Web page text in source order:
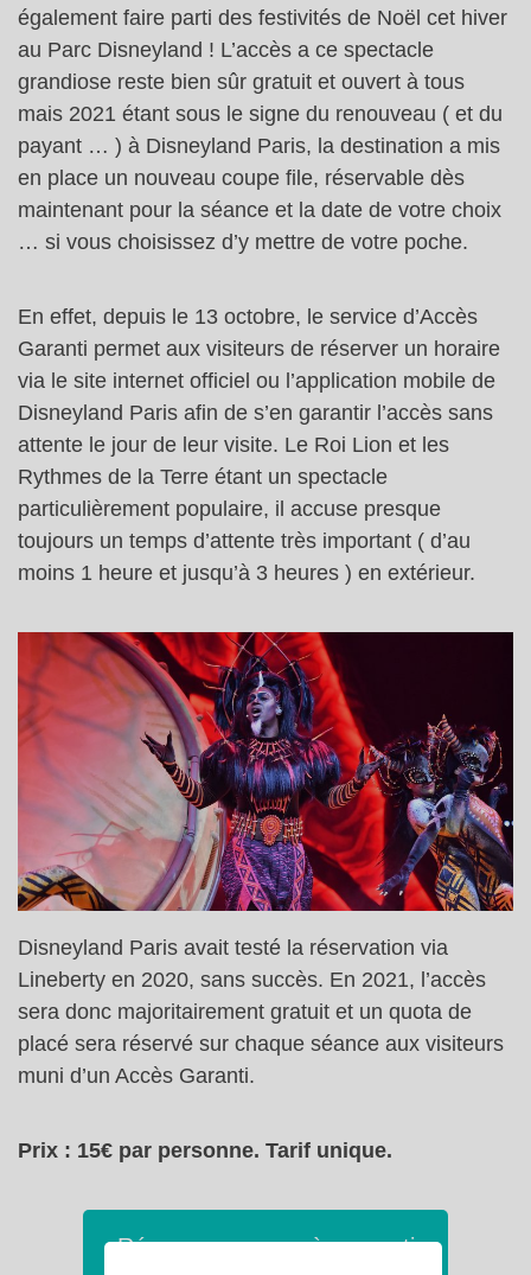
également faire parti des festivités de Noël cet hiver
au Parc Disneyland ! L’accès a ce spectacle
grandiose reste bien sûr gratuit et ouvert à tous
mais 2021 étant sous le signe du renouveau ( et du
payant … ) à Disneyland Paris, la destination a mis
en place un nouveau coupe file, réservable dès
maintenant pour la séance et la date de votre choix
… si vous choisissez d’y mettre de votre poche.
En effet, depuis le 13 octobre, le service d’Accès
Garanti permet aux visiteurs de réserver un horaire
via le site internet officiel ou l’application mobile de
Disneyland Paris afin de s’en garantir l’accès sans
attente le jour de leur visite. Le Roi Lion et les
Rythmes de la Terre étant un spectacle
particulièrement populaire, il accuse presque
toujours un temps d’attente très important ( d’au
moins 1 heure et jusqu’à 3 heures ) en extérieur.
Disneyland Paris avait testé la réservation via
Lineberty en 2020, sans succès. En 2021, l’accès
sera donc majoritairement gratuit et un quota de
placé sera réservé sur chaque séance aux visiteurs
muni d’un Accès Garanti.
Prix : 15€ par personne. Tarif unique.
Réserver mon accès garanti